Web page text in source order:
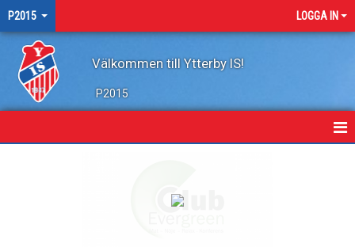
P2015 LOGGA IN
Välkommen till Ytterby IS!
P2015